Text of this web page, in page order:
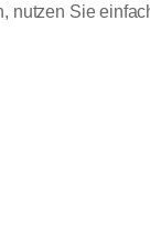
nutzen Sie